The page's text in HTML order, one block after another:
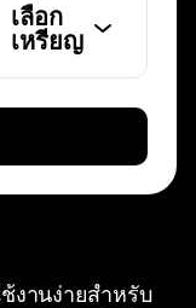
งานง่ายสำหรับ
เลือก
เหรียญ